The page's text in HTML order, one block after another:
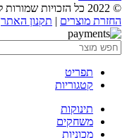
© 2022 כל הזכויות שמורות לציטרין גרופ בע״מ |
החזרת מוצרים | תקנון האתר
תפריט
קטגוריות
תינוקות
משחקים
מכוניות